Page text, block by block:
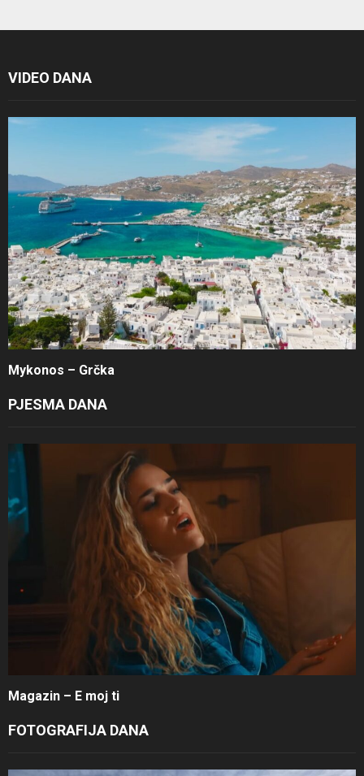
VIDEO DANA
Mykonos – Grčka
PJESMA DANA
Magazin – E moj ti
FOTOGRAFIJA DANA